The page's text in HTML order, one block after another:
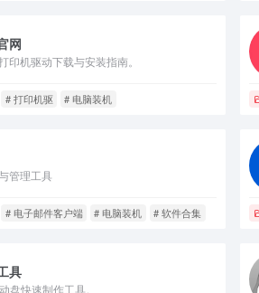
网
印机驱动下载与安装指南。
# 打印机驱 # 电脑装机
管理工具
# 电子邮件客户端 # 电脑装机 # 软件合集
具
盘快速制作工具。